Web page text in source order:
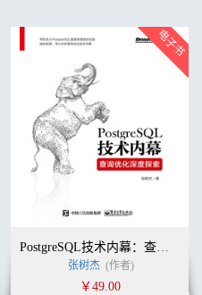
PostgreSQL技术内幕：查询优化深度探索
张树杰 (作者)
￥49.00